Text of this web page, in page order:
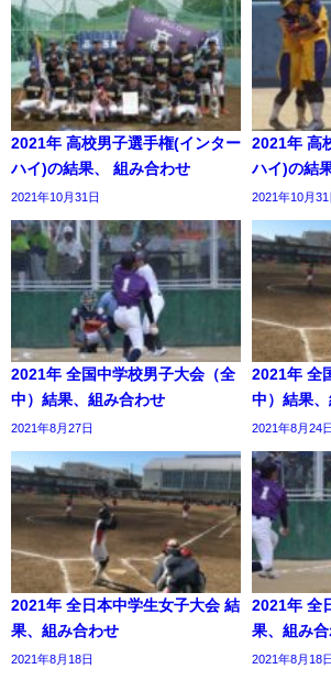
2021年 高校男子選手権(インター
ハイ)の結果、 組み合わせ
2021年10月31日
2021年 高
ハイ)の結
2021年10月31
2021年 全国中学校男子大会（全
中）結果、組み合わせ
2021年8月27日
2021年 全
中）結果
2021年8月24日
2021年 全日本中学生女子大会 結
果、組み合わせ
2021年8月18日
2021年 全
果、組み
2021年8月18日